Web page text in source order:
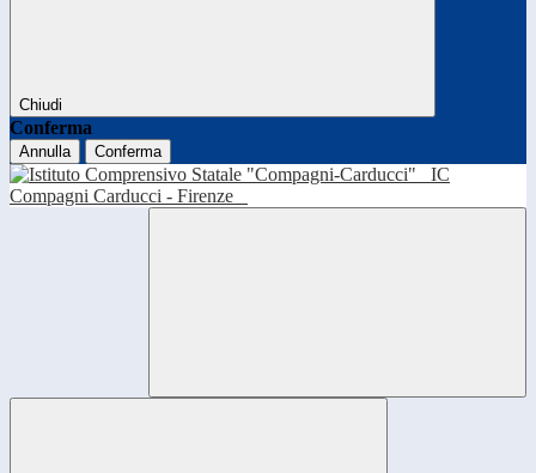
Chiudi
Conferma
Annulla Conferma
IC
Compagni Carducci - Firenze